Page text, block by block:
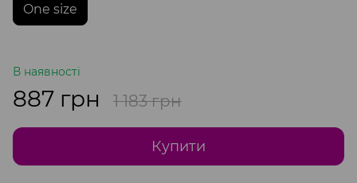
One size
В наявності
887 грн 1 183 грн
Купити